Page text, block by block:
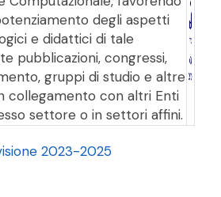
degli aspetti
e didattici di tale
pubblicazioni, congressi,
gruppi di studio e altre
collegamento con altri Enti
settore o in settori affini.
2023-2025